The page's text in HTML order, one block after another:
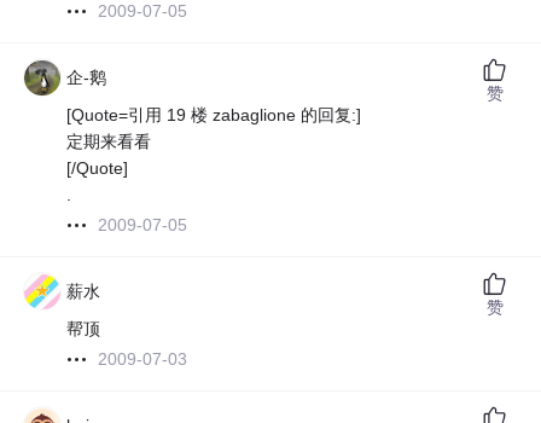
2009-07-05
企-鹅
[Quote=引用 19 楼 zabaglione 的回复:]
定期来看看
[/Quote]
.
2009-07-05
赞
薪水
帮顶
2009-07-03
赞